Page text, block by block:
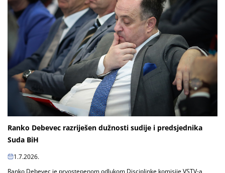
Ranko Debevec razriješen dužnosti sudije i predsjednika
Suda BiH
1.7.2026.